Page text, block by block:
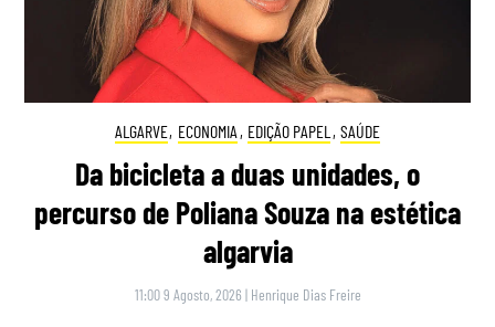
ALGARVE, ECONOMIA , EDIÇÃO PAPEL , SAÚDE
Da bicicleta a duas unidades, o
percurso de Poliana Souza na estética
algarvia
11:00 9 Agosto, 2026 | Henrique Dias Freire